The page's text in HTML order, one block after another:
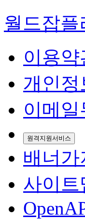
월드잡플
이용약
개인정
이메
원격지원서비스
배너가
사이트